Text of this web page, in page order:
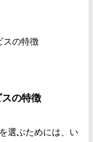
スの特徴
の特徴
選ぶためには、い